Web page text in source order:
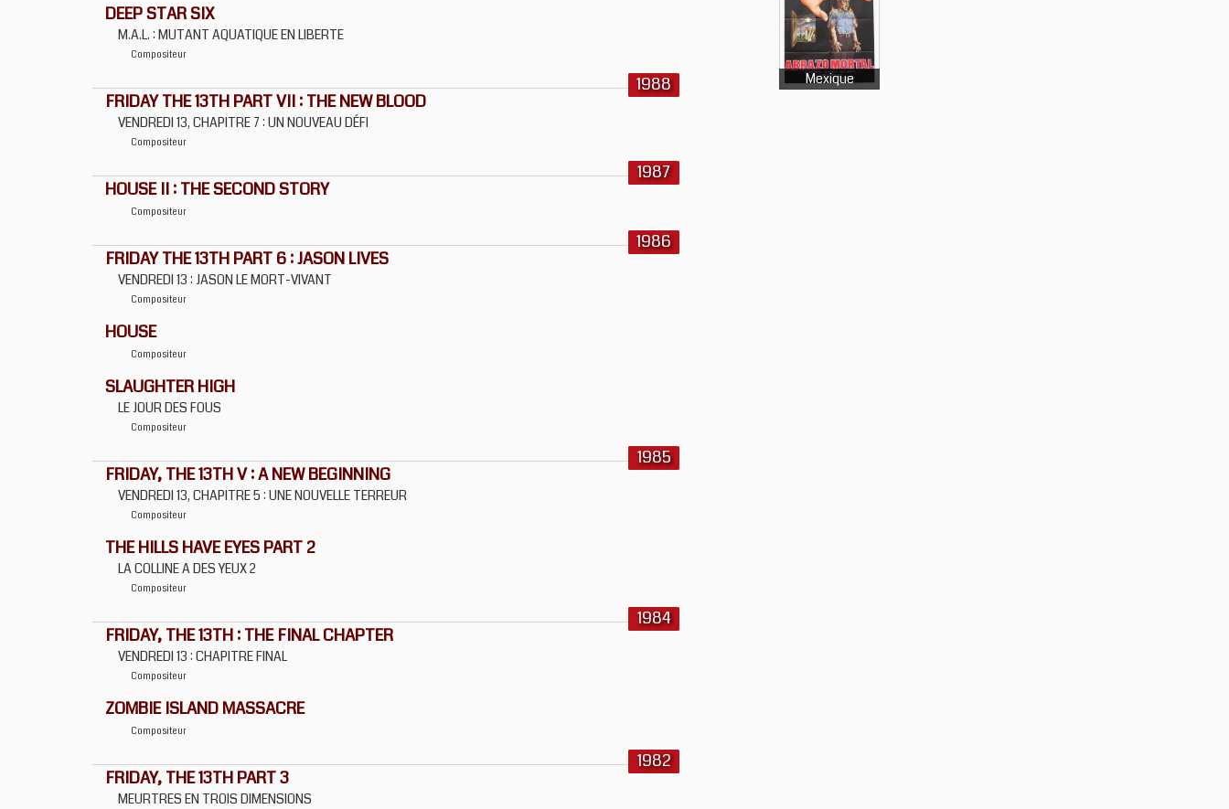
DEEP STAR SIX
M.A.L. : MUTANT AQUATIQUE EN LIBERTE
Compositeur
1988
FRIDAY THE 13TH PART VII : THE NEW BLOOD
VENDREDI 13, CHAPITRE 7 : UN NOUVEAU DÉFI
Compositeur
1987
HOUSE II : THE SECOND STORY
Compositeur
1986
FRIDAY THE 13TH PART 6 : JASON LIVES
VENDREDI 13 : JASON LE MORT-VIVANT
Compositeur
HOUSE
Compositeur
SLAUGHTER HIGH
LE JOUR DES FOUS
Compositeur
1985
FRIDAY, THE 13TH V : A NEW BEGINNING
VENDREDI 13, CHAPITRE 5 : UNE NOUVELLE TERREUR
Compositeur
THE HILLS HAVE EYES PART 2
LA COLLINE A DES YEUX 2
Compositeur
1984
FRIDAY, THE 13TH : THE FINAL CHAPTER
VENDREDI 13 : CHAPITRE FINAL
Compositeur
ZOMBIE ISLAND MASSACRE
Compositeur
1982
FRIDAY, THE 13TH PART 3
MEURTRES EN TROIS DIMENSIONS
Mexique